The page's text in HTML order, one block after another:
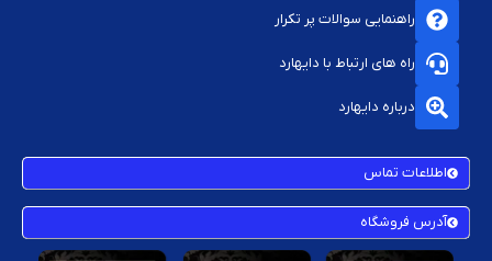
راهنمایی سوالات پر تکرار
راه های ارتباط با دایهارد
درباره دایهارد
اطلاعات تماس
آدرس فروشگاه